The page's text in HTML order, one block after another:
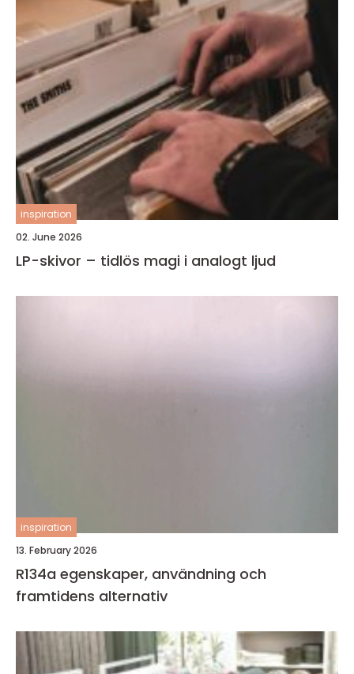
inspiration
02. June 2026
LP-skivor – tidlös magi i analogt ljud
inspiration
13. February 2026
R134a egenskaper, användning och
framtidens alternativ